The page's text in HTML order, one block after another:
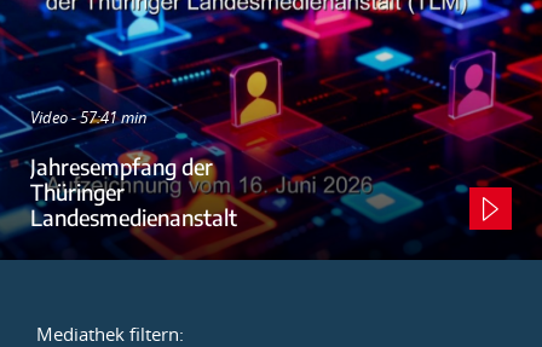
Video - 57:41 min
Jahresempfang der
Thüringer
Landesmedienanstalt
Mediathek filtern: